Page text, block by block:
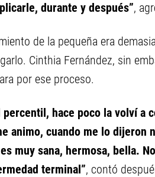
durante y después”,
de la pequeña era
Cinthia Fernández, sin
por ese proceso.
percentil, hace poco la volví
animo, cuando me lo dijeron
muy sana, hermosa, bella.
terminal”, contó